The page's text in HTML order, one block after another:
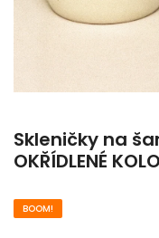
Skleničky na
OKŘÍDLENÉ KOLO
BOOM!